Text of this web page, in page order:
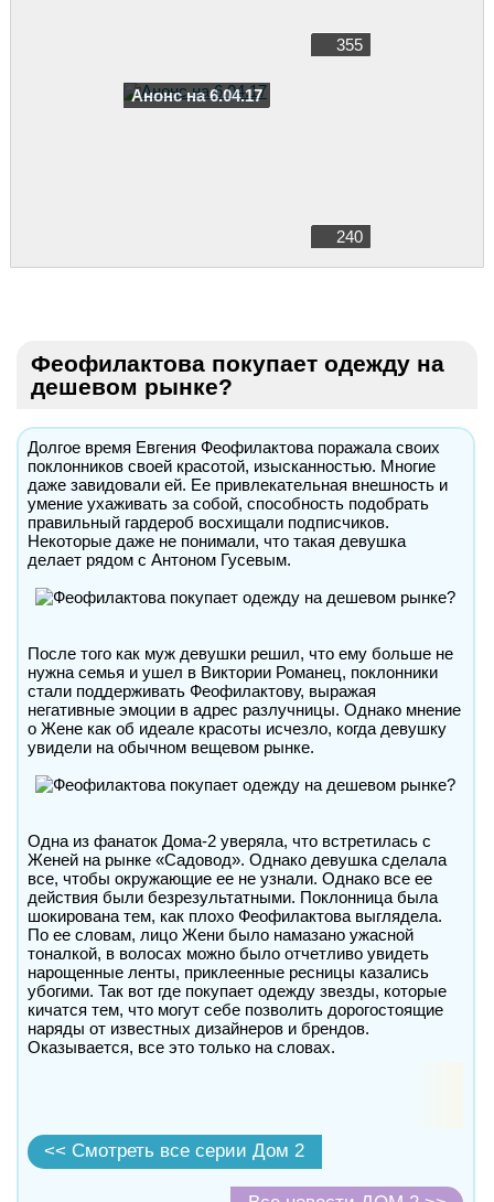
355
Анонс на 6.04.17
240
Феофилактова покупает одежду на
дешевом рынке?
Долгое время Евгения Феофилактова поражала своих
поклонников своей красотой, изысканностью. Многие
даже завидовали ей. Ее привлекательная внешность и
умение ухаживать за собой, способность подобрать
правильный гардероб восхищали подписчиков.
Некоторые даже не понимали, что такая девушка
делает рядом с Антоном Гусевым.
После того как муж девушки решил, что ему больше не
нужна семья и ушел в Виктории Романец, поклонники
стали поддерживать Феофилактову, выражая
негативные эмоции в адрес разлучницы. Однако мнение
о Жене как об идеале красоты исчезло, когда девушку
увидели на обычном вещевом рынке.
Одна из фанаток Дома-2 уверяла, что встретилась с
Женей на рынке «Садовод». Однако девушка сделала
все, чтобы окружающие ее не узнали. Однако все ее
действия были безрезультатными. Поклонница была
шокирована тем, как плохо Феофилактова выглядела.
По ее словам, лицо Жени было намазано ужасной
тоналкой, в волосах можно было отчетливо увидеть
нарощенные ленты, приклеенные ресницы казались
убогими. Так вот где покупает одежду звезды, которые
кичатся тем, что могут себе позволить дорогостоящие
наряды от известных дизайнеров и брендов.
Оказывается, все это только на словах.
<< Смотреть все серии Дом 2